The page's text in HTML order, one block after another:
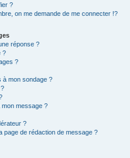
?
on me demande de me connecter !?
réponse ?
?
?
à mon sondage ?
mon message ?
?
page de rédaction de message ?